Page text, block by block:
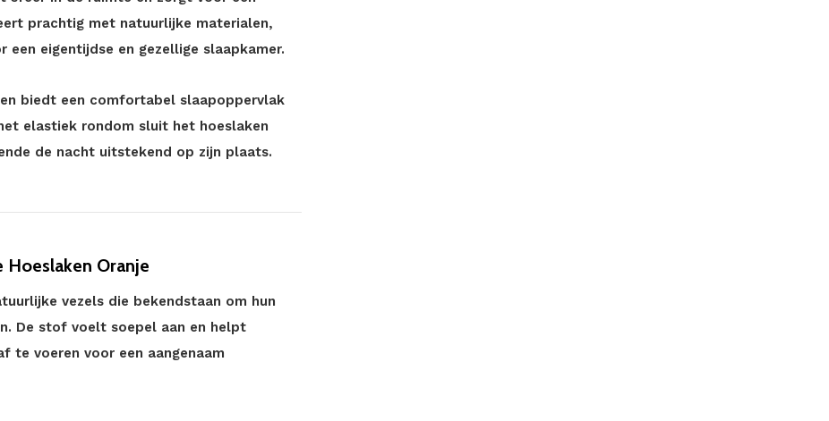
prachtig met natuurlijke materialen,
eigentijdse en gezellige slaapkamer.
biedt een comfortabel slaapoppervlak
elastiek rondom sluit het hoeslaken
de nacht uitstekend op zijn plaats.
Oranje
vezels die bekendstaan om hun
De stof voelt soepel aan en helpt
te voeren voor een aangenaam